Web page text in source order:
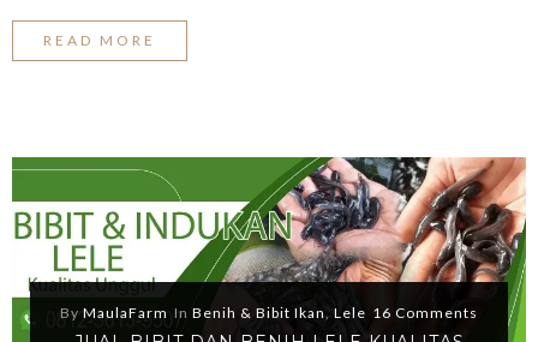
READ MORE
By MaulaFarm In Benih & Bibit Ikan Lele 16 Comments